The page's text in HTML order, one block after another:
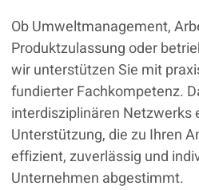
Ob Umweltmanagement,
Produktzulassung oder
wir unterstützen Sie mit
fundierter Fachkompetenz.
interdisziplinären Netzwerks
Unterstützung, die zu Ihren
effizient, zuverlässig und
Unternehmen abgestimmt.